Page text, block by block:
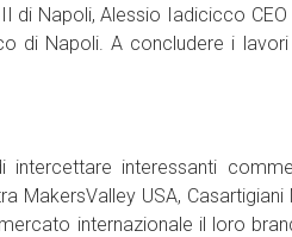
di Napoli, Alessio Iadicicco
di Napoli. A concludere i
interessanti
MakersValley USA,
internazionale il loro